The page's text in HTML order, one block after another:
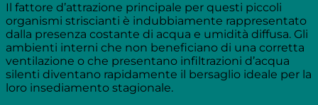
Il fattore d’attrazione principale per questi piccoli
organismi striscianti è indubbiamente rappresentato
dalla presenza costante di acqua e umidità diffusa. Gli
ambienti interni che non beneficiano di una corretta
ventilazione o che presentano infiltrazioni d’acqua
silenti diventano rapidamente il bersaglio ideale per la
loro insediamento stagionale.